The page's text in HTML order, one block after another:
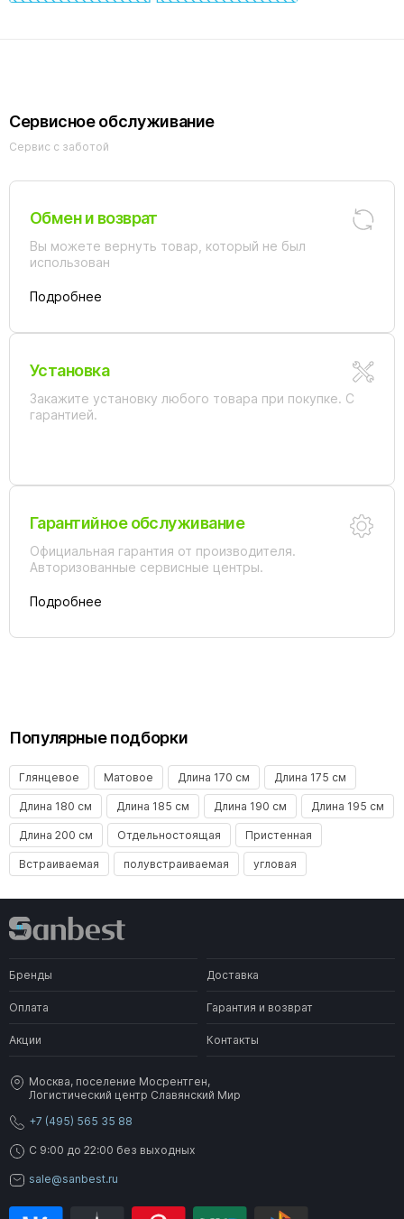
Сервисное обслуживание
Сервис с заботой
Обмен и возврат
Вы можете вернуть товар, который не был
использован
Подробнее
Установка
Закажите установку любого товара при покупке. С
гарантией.
Гарантийное обслуживание
Официальная гарантия от производителя.
Авторизованные сервисные центры.
Подробнее
Популярные подборки
Глянцевое Матовое Длина 170 см Длина 175 см
Длина 180 см Длина 185 см Длина 190 см Длина 195 см
Длина 200 см Отдельностоящая Пристенная
Встраиваемая полувстраиваемая угловая
Бренды Доставка
Оплата Гарантия и возврат
Акции Контакты
Москва, поселение Мосрентген,
Логистический центр Славянский Мир
+7 (495) 565 35 88
C 9:00 до 22:00 без выходных
sale@sanbest.ru